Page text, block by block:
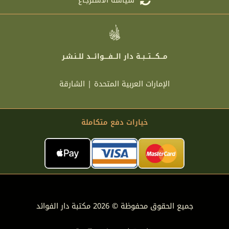
مـــكــــتـــبــة دار الـــفــــوائـــد للــنـشـر
الإمارات العربية المتحدة | الشارقة
خيارات دفع متكاملة
جميع الحقوق محفوظة © 2026 مكتبة دار الفوائد